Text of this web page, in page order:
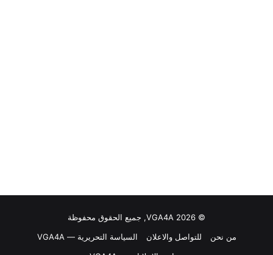
© VGA4A 2026, جميع الحقوق محفوظة
من نحن
للتواصل والاعلان
السياسة التحريرية — VGA4A